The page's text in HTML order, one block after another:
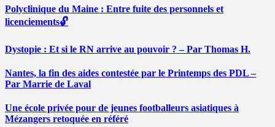
Polyclinique du Maine : Entre fuite des personnels et
licenciements🔓
Dystopie : Et si le RN arrive au pouvoir ? – Par Thomas H.
Nantes, la fin des aides contestée par le Printemps des PDL –
Par Marrie de Laval
Une école privée pour de jeunes footballeurs asiatiques à
Mézangers retoquée en référé